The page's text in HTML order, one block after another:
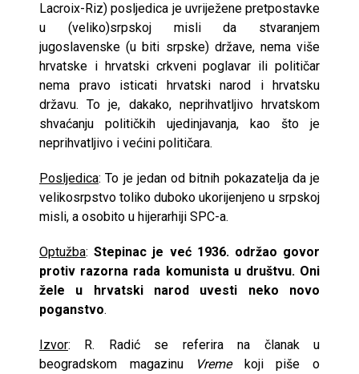
Lacroix-Riz) posljedica je uvriježene pretpostavke
u (veliko)srpskoj misli da stvaranjem
jugoslavenske (u biti srpske) države, nema više
hrvatske i hrvatski crkveni poglavar ili političar
nema pravo isticati hrvatski narod i hrvatsku
državu. To je, dakako, neprihvatljivo hrvatskom
shvaćanju političkih ujedinjavanja, kao što je
neprihvatljivo i većini političara.
Posljedica: To je jedan od bitnih pokazatelja da je
velikosrpstvo toliko duboko ukorijenjeno u srpskoj
misli, a osobito u hijerarhiji SPC-a.
Optužba:Stepinac je već 1936. održao govor
protiv razorna rada komunista u društvu. Oni
žele u hrvatski narod uvesti neko novo
poganstvo.
Izvor: R. Radić se referira na članak u
beogradskom magazinu
Vreme
koji piše o